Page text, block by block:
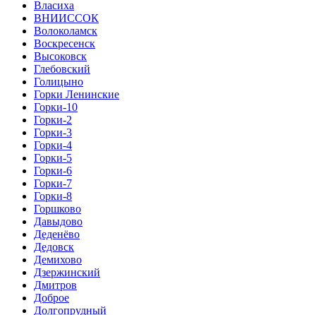
Власиха
ВНИИССОК
Волоколамск
Воскресенск
Высоковск
Глебовский
Голицыно
Горки Ленинские
Горки-10
Горки-2
Горки-3
Горки-4
Горки-5
Горки-6
Горки-7
Горки-8
Горшково
Давыдово
Деденёво
Дедовск
Демихово
Дзержинский
Дмитров
Доброе
Долгопрудный